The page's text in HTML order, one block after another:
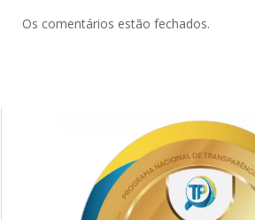
Os comentários estão fechados.